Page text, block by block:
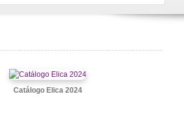
Catálogo Elica 2024